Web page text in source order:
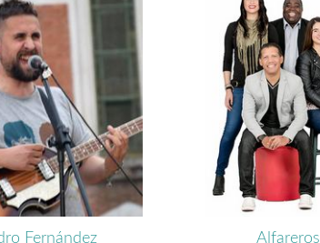
Fernández Alfareros